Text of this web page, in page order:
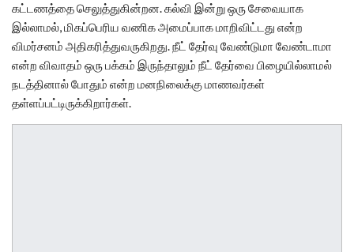
கட்டணத்தை செலுத்துகின்றன. கல்வி இன்று ஒரு சேவையாக
இல்லாமல், மிகப்பெரிய வணிக அமைப்பாக மாறிவிட்டது என்ற
விமர்சனம் அதிகரித்துவருகிறது. நீட் தேர்வு வேண்டுமா வேண்டாமா
என்ற விவாதம் ஒரு பக்கம் இருந்தாலும் நீட் தேர்வை பிழையில்லாமல்
நடத்தினால் போதும் என்ற மனநிலைக்கு மாணவர்கள்
தள்ளப்பட்டிருக்கிறார்கள்.